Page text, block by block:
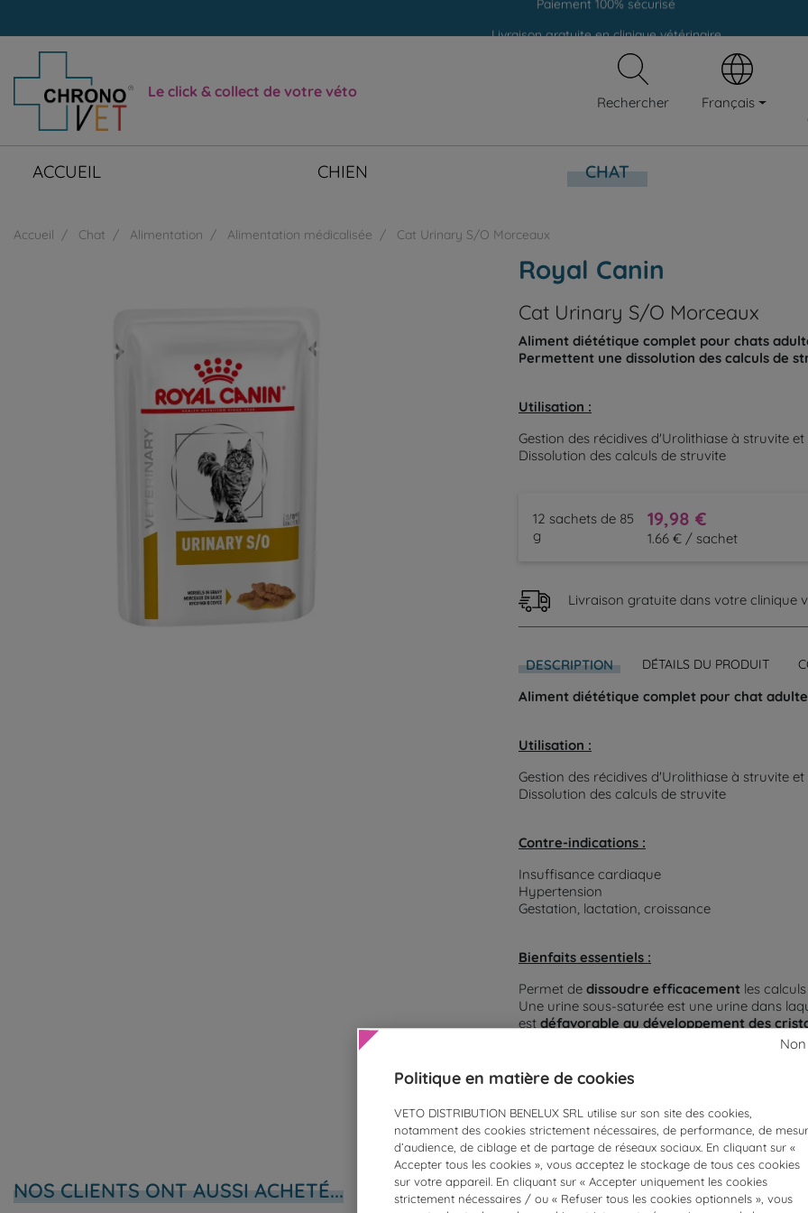
Livraison gratuite en clinique vétérinaire
Paiement 100% sécurisé
Le click & collect de votre véto
Rechercher
Français
ACCUEIL CHIEN CHAT
Accueil Chat Alimentation Alimentation médicalisée Cat Urinary S/O Morceaux
Royal Canin
Cat Urinary S/O Morceaux
Aliment diététique complet pour chats
Permettent une dissolution des calculs de
Utilisation :
Gestion des récidives d'Urolithiase à struvite
Dissolution des calculs de struvite
12 sachets de 85
g
19,98 €
1.66 € / sachet
Livraison gratuite dans votre clinique
DESCRIPTION DÉTAILS DU PRODUIT
Aliment diététique complet pour chat
Utilisation :
Gestion des récidives d'Urolithiase à struvite
Dissolution des calculs de struvite
Contre-indications :
Insuffisance cardiaque
Hypertension
Gestation, lactation, croissance
Bienfaits essentiels :
Permet de dissoudre efficacement les
Une urine sous-saturée est une urine dans
est défavorable au développement des
réduire simultanément les
ammoniaco-magnésiens.
Cet aliment est destiné à la prise en charge
de consulter votre vétérinaire et de respecter
NOS CLIENTS ONT AUSSI ACHETÉ...
Politique en matière de cookies
VETO DISTRIBUTION BENELUX SRL utilise sur son site des cookies,
notamment des cookies strictement nécessaires, de performance, de
d’audience, de ciblage et de partage de réseaux sociaux. En cliquant sur «
Accepter tous les cookies », vous acceptez le stockage de tous ces cookies
sur votre appareil. En cliquant sur « Accepter uniquement les cookies
strictement nécessaires / ou « Refuser tous les cookies optionnels », vous